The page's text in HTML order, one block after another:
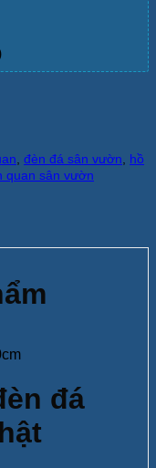
đèn đá sân vườn
hồ
quan sân vườn
đá